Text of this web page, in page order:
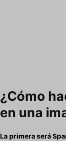
¿Cómo
en una
La primera será